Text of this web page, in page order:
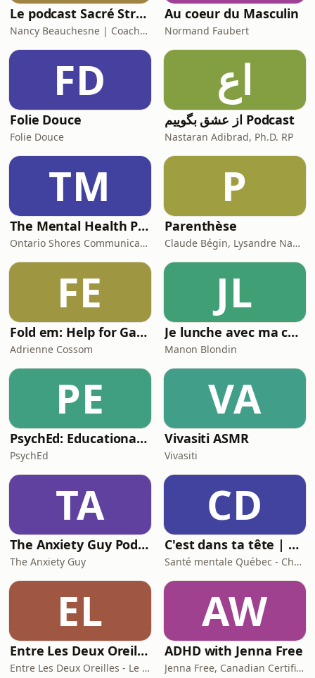
Le podcast Sacré Stress
Nancy Beauchesne | Coach-thérapeute en gestion du stress et des émotions et libération des impacts du stress, anxiété, mal-être et traumas dans le corps et masso-kinésithérapeute, domaine orthopédie, pré-post chirurgicaux, somathérapeute et
Au coeur du Masculin
Normand Faubert
FD
Folie Douce
Folie Douce
اع
از عشق بگوییم Podcast
Nastaran Adibrad, Ph.D. RP
TM
The Mental Health Podcast
Ontario Shores Communications
P
Parenthèse
Claude Bégin, Lysandre Nadeau
FE
Fold em: Help for Gambling Problems
Adrienne Cossom
JL
Je lunche avec ma coach - Pour emporter
Manon Blondin
PE
PsychEd: Educational Psychiatry Podcast
PsychEd
VA
Vivasiti ASMR
Vivasiti
TA
The Anxiety Guy Podcast
The Anxiety Guy
CD
C'est dans ta tête | Santé mentale Québec - Chaudière-Appalaches
Santé mentale Québec - Chaudière-Appalaches
EL
Entre Les Deux Oreilles - Le balado en santé mentale
Entre Les Deux Oreilles - Le balado en santé mentale
AW
ADHD with Jenna Free
Jenna Free, Canadian Certified Counselor | ADHD Therapist & Coach